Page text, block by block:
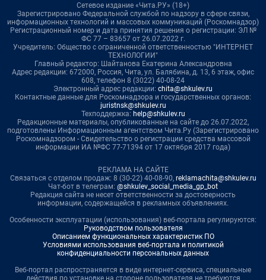
Сетевое издание «Чита.РУ» (18+)
Зарегистрировано Федеральной службой по надзору в сфере связи,
информационных технологий и массовых коммуникаций (Роскомнадзор)
Регистрационный номер и дата принятия решения о регистрации: ЭЛ №
ФС 77 – 83657 от 26.07.2022 г.
Учредитель: Общество с ограниченной ответственностью "ИНТЕРНЕТ
ТЕХНОЛОГИИ"
Главный редактор: Шайтанова Екатерина Александровна
Адрес редакции: 672000, Россия, Чита, ул. Балябина, д. 13, 6 этаж, офис
608, телефон 8 (3022) 40-08-24
Электронный адрес редакции: chita@shkulev.ru
Контактные данные для Роскомнадзора и государственных органов:
juristnsk@shkulev.ru
Техподдержка: help@shkulev.ru
Редакционные материалы, опубликованные на сайте до 26.07.2022,
подготовлены Информационным агентством Чита.Ру (Зарегистрировано
Роскомнадзором - Свидетельство о регистрации средства массовой
информации ИА №ФС 77-71394 от 17 октября 2017 года)
РЕКЛАМА НА САЙТЕ
Связаться с отделом продаж: 8 (30-22) 40-08-90, reklamachita@shkulev.ru
Чат-бот в телеграм: @shkulev_social_media_gp_bot
Редакция сайта не несет ответственности за достоверность
информации, содержащейся в рекламных объявлениях.
Особенности эксплуатации (использования) веб-портала регулируются:
Руководством пользователя
Описанием функциональных характеристик ПО
Условиями использования веб-портала и политикой
конфиденциальности персональных данных
Веб-портал распространяется в виде интернет-сервиса, специальные
действия по установке на стороне пользователя не требуются